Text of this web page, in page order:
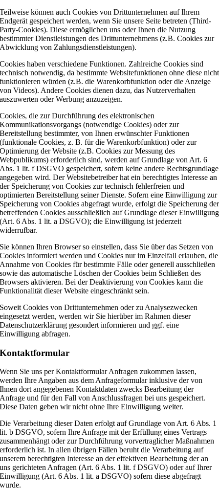
Teilweise können auch Cookies von Drittunternehmen auf Ihrem
Endgerät gespeichert werden, wenn Sie unsere Seite betreten (Third-
Party-Cookies). Diese ermöglichen uns oder Ihnen die Nutzung
bestimmter Dienstleistungen des Drittunternehmens (z.B. Cookies zur
Abwicklung von Zahlungsdienstleistungen).
Cookies haben verschiedene Funktionen. Zahlreiche Cookies sind
technisch notwendig, da bestimmte Websitefunktionen ohne diese nicht
funktionieren würden (z.B. die Warenkorbfunktion oder die Anzeige
von Videos). Andere Cookies dienen dazu, das Nutzerverhalten
auszuwerten oder Werbung anzuzeigen.
Cookies, die zur Durchführung des elektronischen
Kommunikationsvorgangs (notwendige Cookies) oder zur
Bereitstellung bestimmter, von Ihnen erwünschter Funktionen
(funktionale Cookies, z. B. für die Warenkorbfunktion) oder zur
Optimierung der Website (z.B. Cookies zur Messung des
Webpublikums) erforderlich sind, werden auf Grundlage von Art. 6
Abs. 1 lit. f DSGVO gespeichert, sofern keine andere Rechtsgrundlage
angegeben wird. Der Websitebetreiber hat ein berechtigtes Interesse an
der Speicherung von Cookies zur technisch fehlerfreien und
optimierten Bereitstellung seiner Dienste. Sofern eine Einwilligung zur
Speicherung von Cookies abgefragt wurde, erfolgt die Speicherung der
betreffenden Cookies ausschließlich auf Grundlage dieser Einwilligung
(Art. 6 Abs. 1 lit. a DSGVO); die Einwilligung ist jederzeit
widerrufbar.
Sie können Ihren Browser so einstellen, dass Sie über das Setzen von
Cookies informiert werden und Cookies nur im Einzelfall erlauben, die
Annahme von Cookies für bestimmte Fälle oder generell ausschließen
sowie das automatische Löschen der Cookies beim Schließen des
Browsers aktivieren. Bei der Deaktivierung von Cookies kann die
Funktionalität dieser Website eingeschränkt sein.
Soweit Cookies von Drittunternehmen oder zu Analysezwecken
eingesetzt werden, werden wir Sie hierüber im Rahmen dieser
Datenschutzerklärung gesondert informieren und ggf. eine
Einwilligung abfragen.
Kontaktformular
Wenn Sie uns per Kontaktformular Anfragen zukommen lassen,
werden Ihre Angaben aus dem Anfrageformular inklusive der von
Ihnen dort angegebenen Kontaktdaten zwecks Bearbeitung der
Anfrage und für den Fall von Anschlussfragen bei uns gespeichert.
Diese Daten geben wir nicht ohne Ihre Einwilligung weiter.
Die Verarbeitung dieser Daten erfolgt auf Grundlage von Art. 6 Abs. 1
lit. b DSGVO, sofern Ihre Anfrage mit der Erfüllung eines Vertrags
zusammenhängt oder zur Durchführung vorvertraglicher Maßnahmen
erforderlich ist. In allen übrigen Fällen beruht die Verarbeitung auf
unserem berechtigten Interesse an der effektiven Bearbeitung der an
uns gerichteten Anfragen (Art. 6 Abs. 1 lit. f DSGVO) oder auf Ihrer
Einwilligung (Art. 6 Abs. 1 lit. a DSGVO) sofern diese abgefragt
wurde.